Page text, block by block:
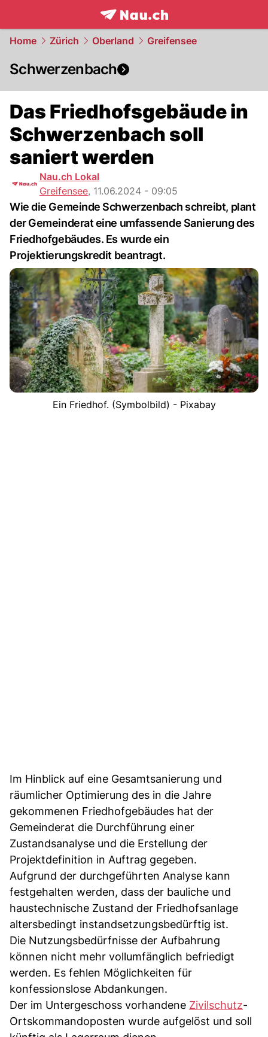
frontpage.NAU.ch
Home Zürich Oberland Greifensee
Schwerzenbach
Das Friedhofsgebäude in
Schwerzenbach soll
saniert werden
Nau.ch Lokal
Greifensee, 11.06.2024 - 09:05
Wie die Gemeinde Schwerzenbach schreibt, plant
der Gemeinderat eine umfassende Sanierung des
Friedhofgebäudes. Es wurde ein
Projektierungskredit beantragt.
Ein Friedhof. (Symbolbild) - Pixabay
Im Hinblick auf eine Gesamtsanierung und
räumlicher Optimierung des in die Jahre
gekommenen Friedhofgebäudes hat der
Gemeinderat die Durchführung einer
Zustandsanalyse und die Erstellung der
Projektdefinition in Auftrag gegeben.
Aufgrund der durchgeführten Analyse kann
festgehalten werden, dass der bauliche und
haustechnische Zustand der Friedhofsanlage
altersbedingt instandsetzungsbedürftig ist.
Die Nutzungsbedürfnisse der Aufbahrung
können nicht mehr vollumfänglich befriedigt
werden. Es fehlen Möglichkeiten für
konfessionslose Abdankungen.
Der im Untergeschoss vorhandene Zivilschutz-
Ortskommandoposten wurde aufgelöst und soll